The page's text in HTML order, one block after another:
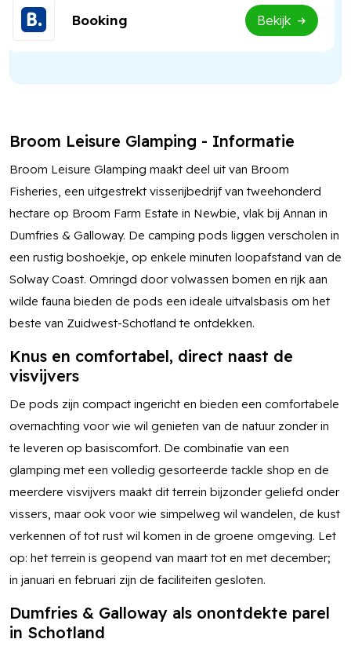
Booking Bekijk
Broom Leisure Glamping - Informatie
Broom Leisure Glamping maakt deel uit van Broom
Fisheries, een uitgestrekt visserijbedrijf van tweehonderd
hectare op Broom Farm Estate in Newbie, vlak bij Annan in
Dumfries & Galloway. De camping pods liggen verscholen in
een rustig boshoekje, op enkele minuten loopafstand van de
Solway Coast. Omringd door volwassen bomen en rijk aan
wilde fauna bieden de pods een ideale uitvalsbasis om het
beste van Zuidwest-Schotland te ontdekken.
Knus en comfortabel, direct naast de
visvijvers
De pods zijn compact ingericht en bieden een comfortabele
overnachting voor wie wil genieten van de natuur zonder in
te leveren op basiscomfort. De combinatie van een
glamping met een volledig gesorteerde tackle shop en de
meerdere visvijvers maakt dit terrein bijzonder geliefd onder
vissers, maar ook voor wie simpelweg wil wandelen, de kust
verkennen of tot rust wil komen in de groene omgeving. Let
op: het terrein is geopend van maart tot en met december;
in januari en februari zijn de faciliteiten gesloten.
Dumfries & Galloway als onontdekte parel
in Schotland